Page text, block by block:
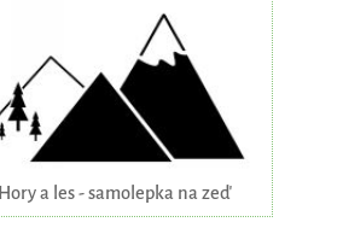
Hory a les - samolepka na zeď